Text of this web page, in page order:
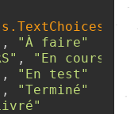
:
,
"À faire"
,
"En cours
,
"En test"
,
"Terminé"